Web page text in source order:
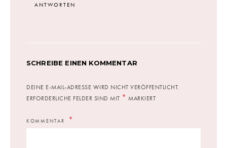
ANTWORTEN
SCHREIBE EINEN KOMMENTAR
DEINE E-MAIL-ADRESSE WIRD NICHT VERÖFFENTLICHT.
ERFORDERLICHE FELDER SIND MIT * MARKIERT
KOMMENTAR